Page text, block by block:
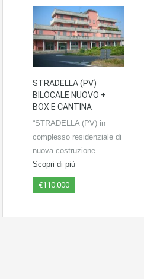
STRADELLA (PV)
BILOCALE NUOVO +
BOX E CANTINA
“STRADELLA (PV) in
complesso residenziale di
nuova costruzione…
Scopri di più
€110.000